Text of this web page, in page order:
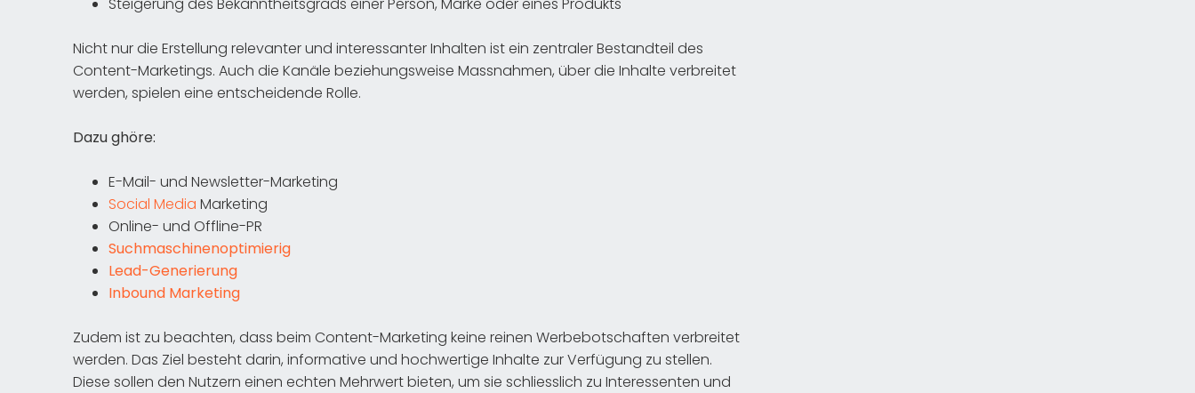
Nicht nur die Erstellung relevanter und interessanter Inhalten ist ein zentraler Bestandteil des
Content-Marketings. Auch die Kanäle beziehungsweise Massnahmen, über die Inhalte verbreitet
werden, spielen eine entscheidende Rolle.
Dazu ghöre:
E-Mail- und Newsletter-Marketing
Social Media Marketing
Online- und Offline-PR
Suchmaschinenoptimierig
Lead-Generierung
Inbound Marketing
Zudem ist zu beachten, dass beim Content-Marketing keine reinen Werbebotschaften verbreitet
werden. Das Ziel besteht darin, informative und hochwertige Inhalte zur Verfügung zu stellen.
Diese sollen den Nutzern einen echten Mehrwert bieten, um sie schliesslich zu Interessenten und